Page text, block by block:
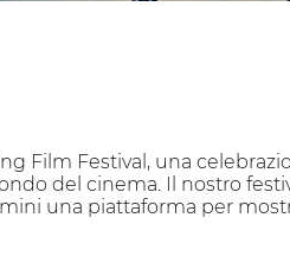
Film Festival, una
del cinema. Il nostro
una piattaforma per